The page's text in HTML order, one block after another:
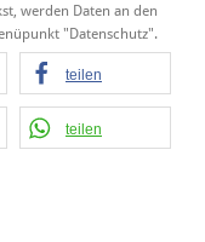
werden Daten an den
"Datenschutz".
teilen
teilen